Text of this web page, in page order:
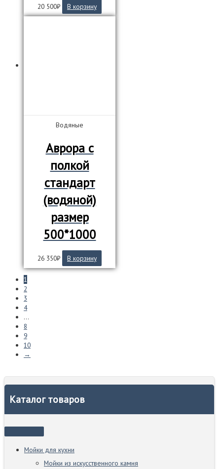
Каталог товаров
Мойки для кухни
Мойки из искусственного камня
20 500₽ В корзину
Водяные
Аврора с
полкой
стандарт
(водяной)
размер
500*1000
26 350₽ В корзину
1
2
3
4
…
8
9
10
→